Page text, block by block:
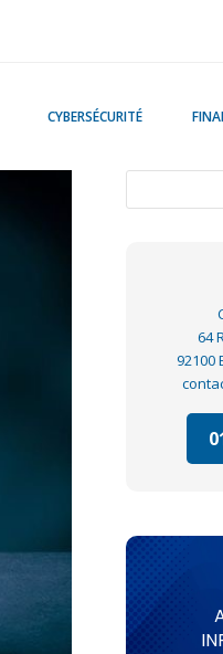
CYBERSÉCURITÉ
64
92100